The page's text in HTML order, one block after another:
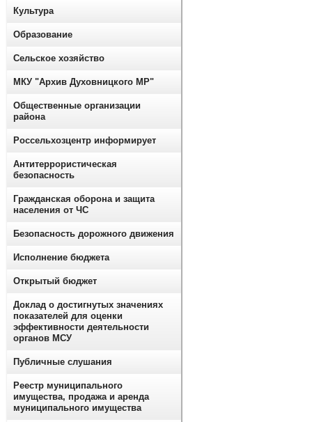
Культура
Образование
Сельское хозяйство
МКУ "Архив Духовницкого МР"
Общественные организации
района
Россельхозцентр информирует
Антитеррористическая
безопасность
Гражданская оборона и защита
населения от ЧС
Безопасность дорожного движения
Исполнение бюджета
Открытый бюджет
Доклад о достигнутых значениях
показателей для оценки
эффективности деятельности
органов МСУ
Публичные слушания
Реестр муниципального
имущества, продажа и аренда
муниципального имущества